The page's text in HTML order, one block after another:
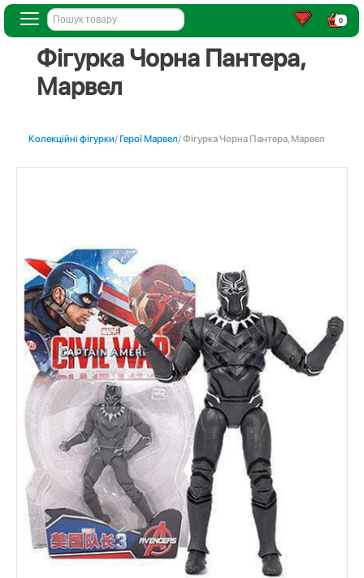
0
Фігурка Чорна Пантера,
Марвел
Колекційні фігурки/Герої Марвел/ Фігурка Чорна Пантера, Марвел